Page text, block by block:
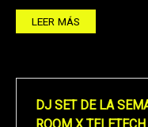
LEER MÁS
DJ SET DE LA